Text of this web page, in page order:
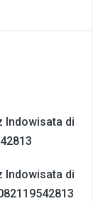
Indowisata di
Indowisata di